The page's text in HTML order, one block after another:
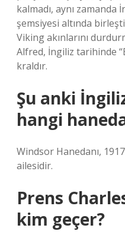
kalmadı, aynı zamanda
şemsiyesi altında
Viking akınlarını
Alfred, İngiliz tarihinde
kraldır.
Şu anki
hangi
Windsor Hanedanı,
ailesidir.
Prens
kim geçer?